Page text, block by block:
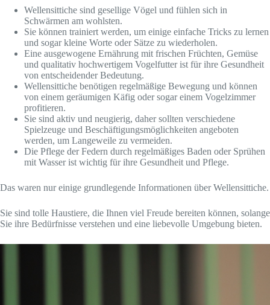
Wellensittiche sind gesellige Vögel und fühlen sich in
Schwärmen am wohlsten.
Sie können trainiert werden, um einige einfache Tricks zu lernen
und sogar kleine Worte oder Sätze zu wiederholen.
Eine ausgewogene Ernährung mit frischen Früchten, Gemüse
und qualitativ hochwertigem Vogelfutter ist für ihre Gesundheit
von entscheidender Bedeutung.
Wellensittiche benötigen regelmäßige Bewegung und können
von einem geräumigen Käfig oder sogar einem Vogelzimmer
profitieren.
Sie sind aktiv und neugierig, daher sollten verschiedene
Spielzeuge und Beschäftigungsmöglichkeiten angeboten
werden, um Langeweile zu vermeiden.
Die Pflege der Federn durch regelmäßiges Baden oder Sprühen
mit Wasser ist wichtig für ihre Gesundheit und Pflege.
Das waren nur einige grundlegende Informationen über Wellensittiche.
Sie sind tolle Haustiere, die Ihnen viel Freude bereiten können, solange
Sie ihre Bedürfnisse verstehen und eine liebevolle Umgebung bieten.